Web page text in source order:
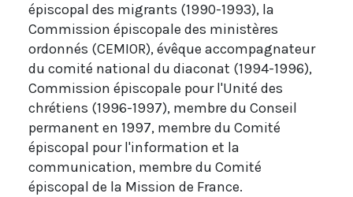
épiscopal des migrants (1990-1993), la
Commission épiscopale des ministères
ordonnés (CEMIOR), évêque accompagnateur
du comité national du diaconat (1994-1996),
Commission épiscopale pour l'Unité des
chrétiens (1996-1997), membre du Conseil
permanent en 1997, membre du Comité
épiscopal pour l'information et la
communication, membre du Comité
épiscopal de la Mission de France.